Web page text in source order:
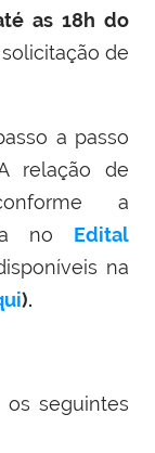
as 18h do
de
a passo
relação de
a
no Edital
na
).
os seguintes